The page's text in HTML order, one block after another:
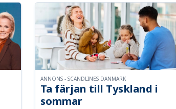
Ta färjan till Tyskland i
sommar
ANNONS - SCANDLINES DANMARK